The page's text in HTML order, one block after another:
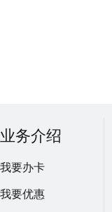
业务介绍
我要办卡
我要优惠